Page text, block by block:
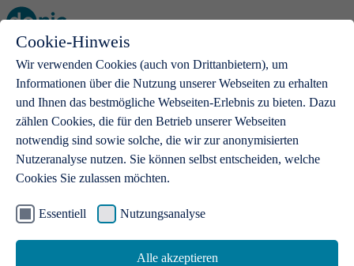
Cookie-Hinweis
Wir verwenden Cookies (auch von Drittanbietern), um
Informationen über die Nutzung unserer Webseiten zu erhalten
und Ihnen das bestmögliche Webseiten-Erlebnis zu bieten. Dazu
zählen Cookies, die für den Betrieb unserer Webseiten
notwendig sind sowie solche, die wir zur anonymisierten
Nutzeranalyse nutzen. Sie können selbst entscheiden, welche
Cookies Sie zulassen möchten.
Essentiell Nutzungsanalyse
Alle akzeptieren
Open main menu
.de-Domains
Mit einer .de-Domain erhalten Ideen eine Bühne